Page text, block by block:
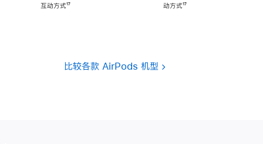
注
互动方式脚
¹⁷
注动方式脚
¹⁷
比较各款 AirPods 机型